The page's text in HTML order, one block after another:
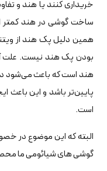
خریداری کنند یا هند و
ساخت گوشی در هند کمتر
همین دلیل پک هند از
بودن پک هند نیست. علت
هند است که باعث می‌شود
پایین‌تر باشد و این
است.
البته که این موضوع در
گوشی های شیائومی ما